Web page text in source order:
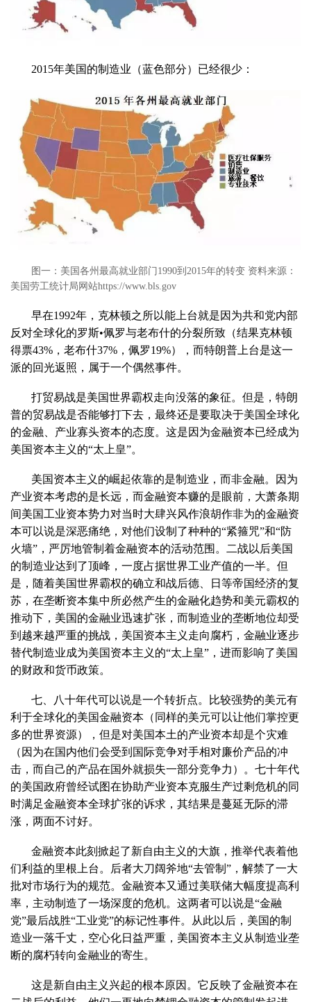
2015年美国的制造业（蓝色部分）已经很少：
图一：美国各州最高就业部门1990到2015年的转变 资料来源：
美国劳工统计局网站https://www.bls.gov
早在1992年，克林顿之所以能上台就是因为共和党内部
反对全球化的罗斯•佩罗与老布什的分裂所致（结果克林顿
得票43%，老布什37%，佩罗19%），而特朗普上台是这一
派的回光返照，属于一个偶然事件。
打贸易战是美国世界霸权走向没落的象征。但是，特朗
普的贸易战是否能够打下去，最终还是要取决于美国全球化
的金融、产业寡头资本的态度。这是因为金融资本已经成为
美国资本主义的“太上皇”。
美国资本主义的崛起依靠的是制造业，而非金融。因为
产业资本考虑的是长远，而金融资本赚的是眼前，大萧条期
间美国工业资本势力对当时大肆兴风作浪胡作非为的金融资
本可以说是深恶痛绝，对他们设制了种种的“紧箍咒”和“防
火墙”，严厉地管制着金融资本的活动范围。二战以后美国
的制造业达到了顶峰，一度占据世界工业产值的一半。但
是，随着美国世界霸权的确立和战后德、日等帝国经济的复
苏，在垄断资本集中所必然产生的金融化趋势和美元霸权的
推动下，美国的金融业迅速扩张，而制造业的垄断地位却受
到越来越严重的挑战，美国资本主义走向腐朽，金融业逐步
替代制造业成为美国资本主义的“太上皇”，进而影响了美国
的财政和货币政策。
七、八十年代可以说是一个转折点。比较强势的美元有
利于全球化的美国金融资本（同样的美元可以让他们掌控更
多的世界资源），但是对美国本土的产业资本却是个灾难
（因为在国内他们会受到国际竞争对手相对廉价产品的冲
击，而自己的产品在国外就损失一部分竞争力）。七十年代
的美国政府曾经试图在协助产业资本克服生产过剩危机的同
时满足金融资本全球扩张的诉求，其结果是蔓延无际的滞
涨，两面不讨好。
金融资本此刻掀起了新自由主义的大旗，推举代表着他
们利益的里根上台。后者大刀阔斧地“去管制”，解禁了一大
批对市场行为的规范。金融资本又通过美联储大幅度提高利
率，主动制造了一场深度的危机。这两者可以说是“金融
党”最后战胜“工业党”的标记性事件。从此以后，美国的制
造业一落千丈，空心化日益严重，美国资本主义从制造业垄
断的腐朽转向金融业的寄生。
这是新自由主义兴起的根本原因。它反映了金融资本在